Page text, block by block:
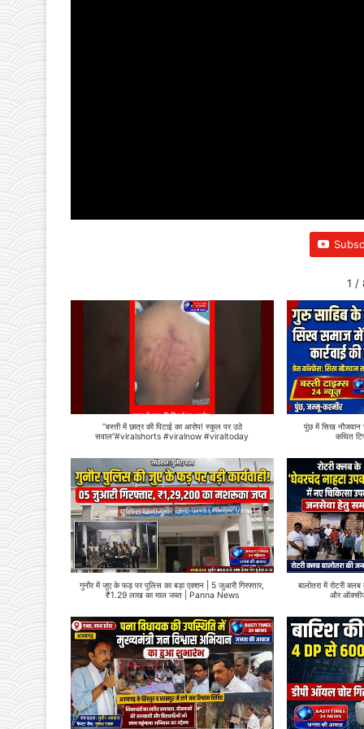
1 /
“बस्ती में छात्र की पिटाई का आरोप! स्कूल पर उठे
सवाल”#viralshorts #viralnow #viraltoday
पुंछ में सिख नौजवान
कथित
गुनौर में जुए के फड़ पर पुलिस का बड़ा एक्शन | 5 जुआरी गिरफ्तार,
₹1.29 लाख का माल जब्त | Panna News
बालोतरा में रोटरी
और